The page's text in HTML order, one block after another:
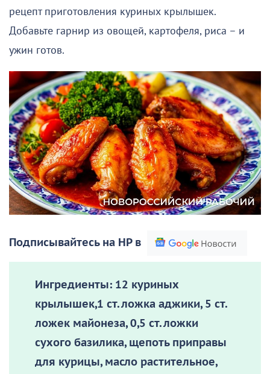
рецепт приготовления куриных крылышек.
Добавьте гарнир из овощей, картофеля, риса – и
ужин готов.
Подписывайтесь на НР в
Ингредиенты: 12 куриных
крылышек,1 ст. ложка аджики, 5 ст.
ложек майонеза, 0,5 ст. ложки
сухого базилика, щепоть приправы
для курицы, масло растительное,